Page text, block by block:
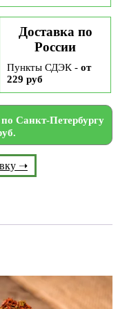
Доставка по
России
Пункты СДЭК - от
229 руб
Санкт-Петербургу
➝